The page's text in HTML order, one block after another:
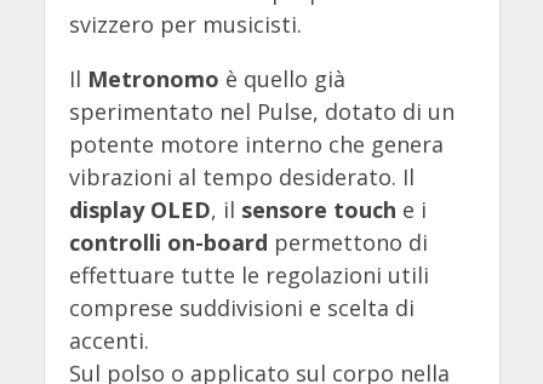
svizzero per musicisti.
Il Metronomo è quello già
sperimentato nel Pulse, dotato di un
potente motore interno che genera
vibrazioni al tempo desiderato. Il
display OLED, il sensore touch e i
controlli on-board permettono di
effettuare tutte le regolazioni utili
comprese suddivisioni e scelta di
accenti.
Sul polso o applicato sul corpo nella